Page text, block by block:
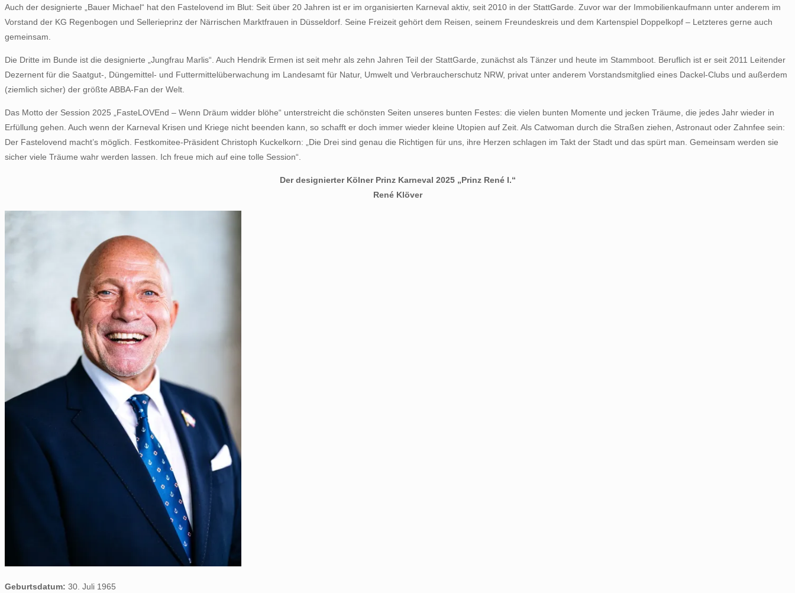
Auch der designierte „Bauer Michael“ hat den Fastelovend im Blut: Seit über 20 Jahren ist er im organisierten Karneval aktiv, seit 2010 in der StattGarde. Zuvor war der Immobilienkaufmann unter anderem im
Vorstand der KG Regenbogen und Sellerieprinz der Närrischen Marktfrauen in Düsseldorf. Seine Freizeit gehört dem Reisen, seinem Freundeskreis und dem Kartenspiel Doppelkopf – Letzteres gerne auch
gemeinsam.
Die Dritte im Bunde ist die designierte „Jungfrau Marlis“. Auch Hendrik Ermen ist seit mehr als zehn Jahren Teil der StattGarde, zunächst als Tänzer und heute im Stammboot. Beruflich ist er seit 2011 Leitender
Dezernent für die Saatgut-, Düngemittel- und Futtermittelüberwachung im Landesamt für Natur, Umwelt und Verbraucherschutz NRW, privat unter anderem Vorstandsmitglied eines Dackel-Clubs und außerdem
(ziemlich sicher) der größte ABBA-Fan der Welt.
Das Motto der Session 2025 „FasteLOVEnd – Wenn Dräum widder blöhe“ unterstreicht die schönsten Seiten unseres bunten Festes: die vielen bunten Momente und jecken Träume, die jedes Jahr wieder in
Erfüllung gehen. Auch wenn der Karneval Krisen und Kriege nicht beenden kann, so schafft er doch immer wieder kleine Utopien auf Zeit. Als Catwoman durch die Straßen ziehen, Astronaut oder Zahnfee sein:
Der Fastelovend macht’s möglich. Festkomitee-Präsident Christoph Kuckelkorn: „Die Drei sind genau die Richtigen für uns, ihre Herzen schlagen im Takt der Stadt und das spürt man. Gemeinsam werden sie
sicher viele Träume wahr werden lassen. Ich freue mich auf eine tolle Session“.
Der designierter Kölner Prinz Karneval 2025 „Prinz René I.“
René Klöver
Geburtsdatum: 30. Juli 1965